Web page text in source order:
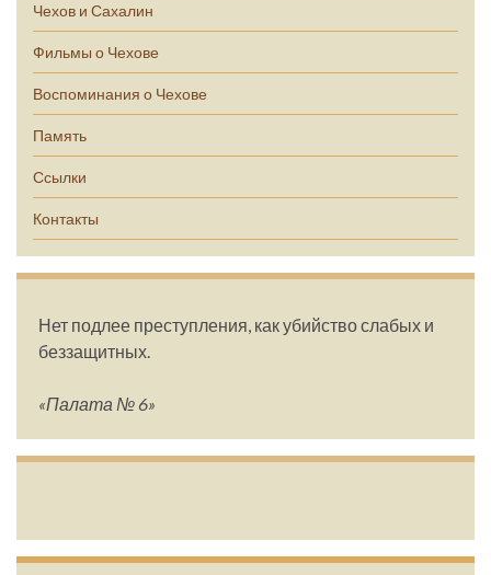
Чехов и Сахалин
Фильмы о Чехове
Воспоминания о Чехове
Память
Ссылки
Контакты
Нет подлее преступления, как убийство слабых и
беззащитных.
«Палата № 6»